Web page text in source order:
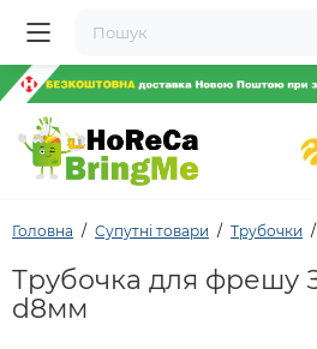
Головна Супутні товари Трубочки
Трубочка для фрешу
d8мм